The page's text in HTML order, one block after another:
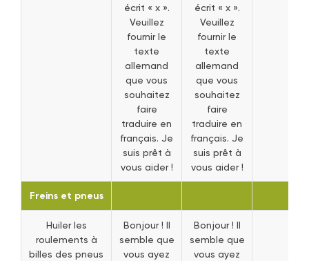
écrit « x ».
Veuillez
fournir le
texte
allemand
que vous
souhaitez
faire
traduire en
français. Je
suis prêt à
vous aider !
écrit « x ».
Veuillez
fournir le
texte
allemand
que vous
souhaitez
faire
traduire en
français. Je
suis prêt à
vous aider !
Freins et pneus
Huiler les
roulements à
billes des pneus
Bonjour ! Il
semble que
vous ayez
Bonjour ! Il
semble que
vous ayez